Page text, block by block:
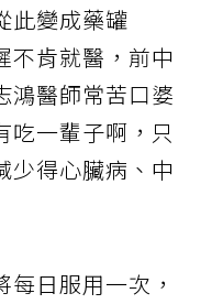
此變成藥罐
不肯就醫，前中
鴻醫師常苦口婆
吃一輩子啊，只
少得心臟病、中
日服用一次，